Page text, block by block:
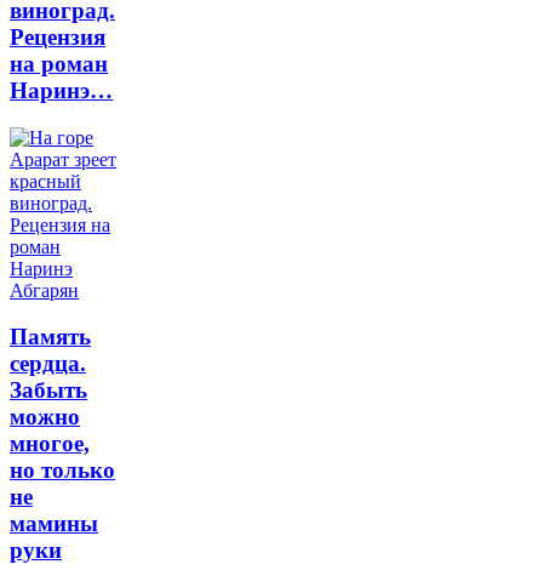
виноград.
Рецензия
на роман
Наринэ…
Память
сердца.
Забыть
можно
многое,
но только
не
мамины
руки